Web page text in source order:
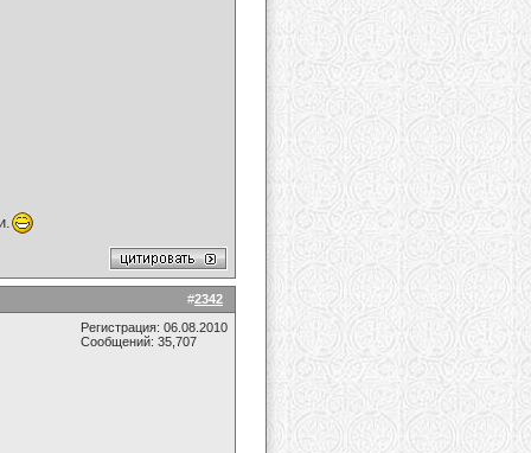
#2342
Регистрация: 06.08.2010
Сообщений: 35,707